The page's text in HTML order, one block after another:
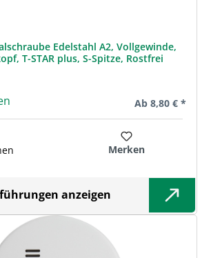
Edelstahl A2, Vollgewinde,
T-STAR plus, S-Spitze, Rostfrei
Regulärer Preis:
Ab 8,80 € *
Merken
anzeigen